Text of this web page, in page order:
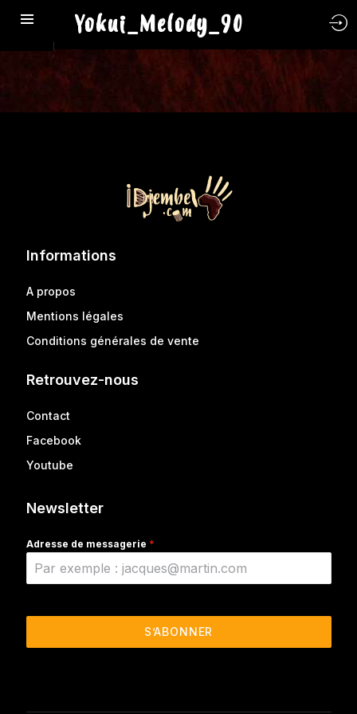
Yokui_Melody_90
Informations
A propos
Mentions légales
Conditions générales de vente
Retrouvez-nous
Contact
Facebook
Youtube
Newsletter
Adresse de messagerie *
S’ABONNER